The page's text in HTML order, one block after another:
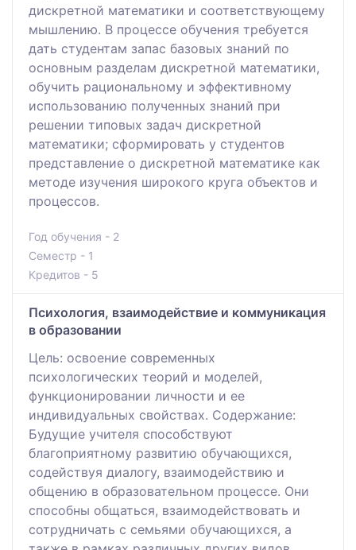
дискретной математики и соответствующему
мышлению. В процессе обучения требуется
дать студентам запас базовых знаний по
основным разделам дискретной математики,
обучить рациональному и эффективному
использованию полученных знаний при
решении типовых задач дискретной
математики; сформировать у студентов
представление о дискретной математике как
методе изучения широкого круга объектов и
процессов.
Год обучения - 2
Семестр - 1
Кредитов - 5
Психология, взаимодействие и коммуникация
в образовании
Цель: освоение современных
психологических теорий и моделей,
функционировании личности и ее
индивидуальных свойствах. Содержание:
Будущие учителя способствуют
благоприятному развитию обучающихся,
содействуя диалогу, взаимодействию и
общению в образовательном процессе. Они
способны общаться, взаимодействовать и
сотрудничать с семьями обучающихся, а